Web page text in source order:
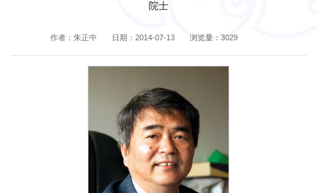
院士
作者：朱正中 日期：2014-07-13 浏览量： 3029